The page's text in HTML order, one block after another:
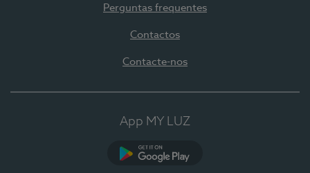
Perguntas frequentes
Contactos
Contacte-nos
App MY LUZ